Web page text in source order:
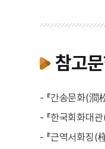
참고
- 『간송문화(
- 『한국회화대
- 『근역서화징(